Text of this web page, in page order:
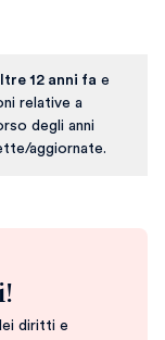
12 anni fa e
relative a
degli anni
aggiornate.
diritti e